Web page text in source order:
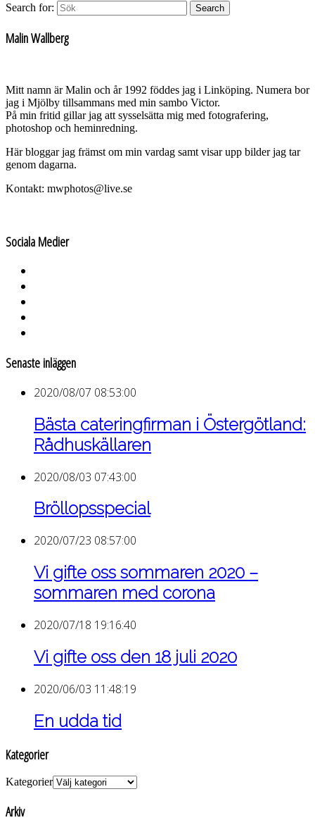
Search for: Search
Malin Wallberg
Mitt namn är Malin och år 1992 föddes jag i Linköping. Numera bor
jag i Mjölby tillsammans med min sambo Victor.
På min fritid gillar jag att sysselsätta mig med fotografering,
photoshop och heminredning.
Här bloggar jag främst om min vardag samt visar upp bilder jag tar
genom dagarna.
Kontakt: mwphotos@live.se
Sociala Medier
Senaste inläggen
2020/08/07 08:53:00
Bästa cateringfirman i Östergötland:
Rådhuskällaren
2020/08/03 07:43:00
Bröllopsspecial
2020/07/23 08:57:00
Vi gifte oss sommaren 2020 –
sommaren med corona
2020/07/18 19:16:40
Vi gifte oss den 18 juli 2020
2020/06/03 11:48:19
En udda tid
Kategorier
Kategorier
Arkiv